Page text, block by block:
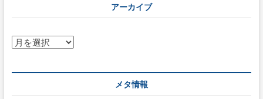
アーカイブ
ア
ブ
メタ情報